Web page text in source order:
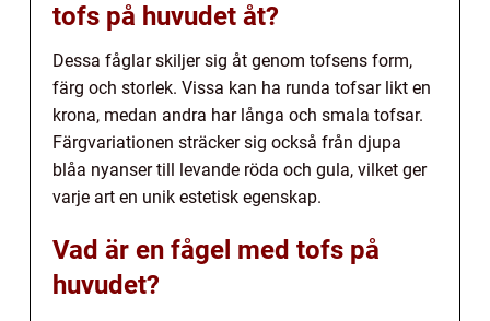
tofs på huvudet åt?
Dessa fåglar skiljer sig åt genom tofsens form,
färg och storlek. Vissa kan ha runda tofsar likt en
krona, medan andra har långa och smala tofsar.
Färgvariationen sträcker sig också från djupa
blåa nyanser till levande röda och gula, vilket ger
varje art en unik estetisk egenskap.
Vad är en fågel med tofs på
huvudet?